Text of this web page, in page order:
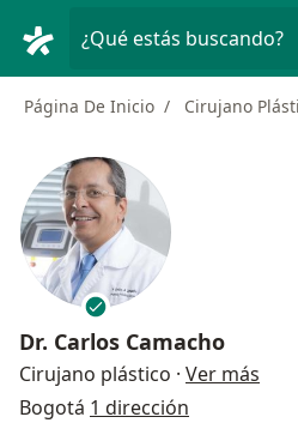
¿Qué estás buscando?
Página De Inicio Cirujano
Dr. Carlos Camacho
Cirujano plástico · Ver más
Bogotá 1 dirección